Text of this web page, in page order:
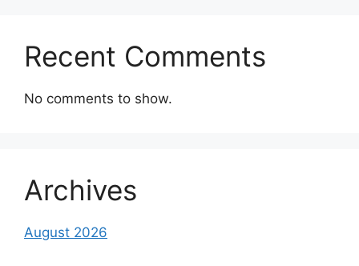
Recent Comments
No comments to show.
Archives
August 2026